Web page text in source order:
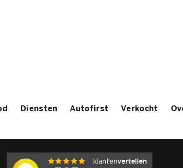
Diensten Autofirst Verkocht